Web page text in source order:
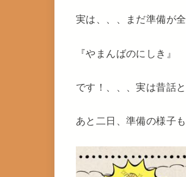
実は、、、まだ準備が
『やまんばのにしき』
です！、、、実は昔話
あと二日、準備の様子